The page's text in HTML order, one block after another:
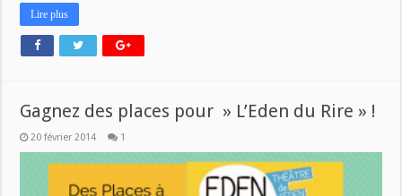
Lire plus
Gagnez des places pour » L’Eden du Rire » !
20 février 2014 1